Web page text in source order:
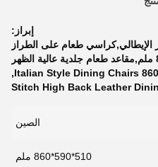
إبراز:
طعام على الطراز
Italian Style Dining Chairs
,
Stitch High Back Leather
الصين
510*590*860 ملم